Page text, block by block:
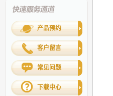
产品预约
客户留言
常见问题
下载中心